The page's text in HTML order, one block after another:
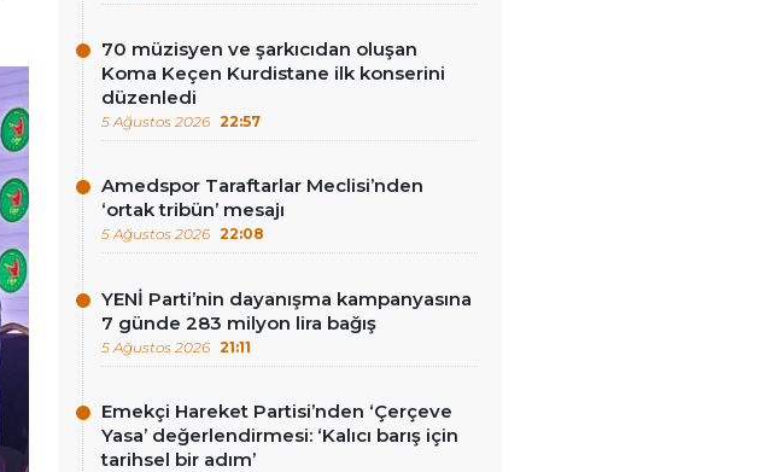
70 müzisyen ve şarkıcıdan oluşan
Koma Keçen Kurdistane ilk konserini
düzenledi
5 Ağustos 2026 22:57
Amedspor Taraftarlar Meclisi’nden
‘ortak tribün’ mesajı
5 Ağustos 2026 22:08
YENİ Parti’nin dayanışma kampanyasına
7 günde 283 milyon lira bağış
5 Ağustos 2026 21:11
Emekçi Hareket Partisi’nden ‘Çerçeve
Yasa’ değerlendirmesi: ‘Kalıcı barış için
tarihsel bir adım’